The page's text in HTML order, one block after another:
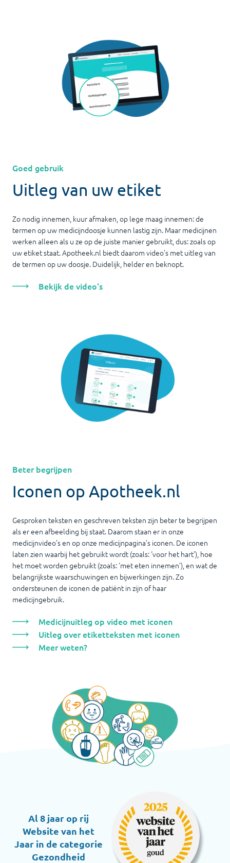
Goed gebruik
Uitleg van uw etiket
Zo nodig innemen, kuur afmaken, op lege maag innemen: de
termen op uw medicijndoosje kunnen lastig zijn. Maar medicijnen
werken alleen als u ze op de juiste manier gebruikt, dus: zoals op
uw etiket staat. Apotheek.nl biedt daarom video’s met uitleg van
de termen op uw doosje. Duidelijk, helder en beknopt.
Bekijk de video's
Beter begrijpen
Iconen op Apotheek.nl
Gesproken teksten en geschreven teksten zijn beter te begrijpen
als er een afbeelding bij staat. Daarom staan er in onze
medicijnvideo’s en op onze medicijnpagina’s iconen. De iconen
laten zien waarbij het gebruikt wordt (zoals: ‘voor het hart’), hoe
het moet worden gebruikt (zoals: ‘met eten innemen’), en wat de
belangrijkste waarschuwingen en bijwerkingen zijn. Zo
ondersteunen de iconen de patiënt in zijn of haar
medicijngebruik.
Medicijnuitleg op video met iconen
Uitleg over etiketteksten met iconen
Meer weten?
Al 8 jaar op rij
Website van het
Jaar in de categorie
Gezondheid